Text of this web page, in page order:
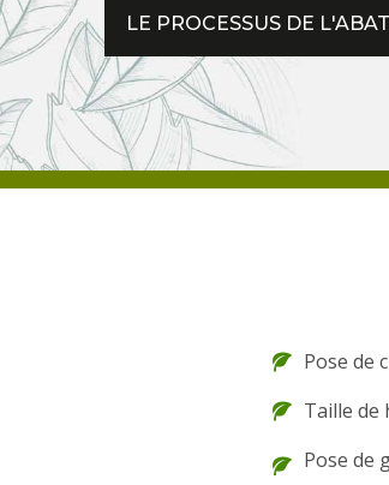
LE PROCESSUS DE
Pose de
Taille de
Pose de